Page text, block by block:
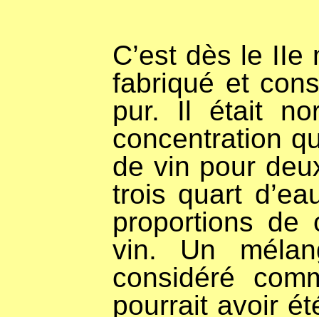
C’est dès le
fabriqué et
pur. Il était
concentration
de vin pour
trois quart
proportions de
vin. Un
considéré
pourrait avoir